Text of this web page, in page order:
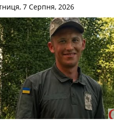
7 Серпня, 2026